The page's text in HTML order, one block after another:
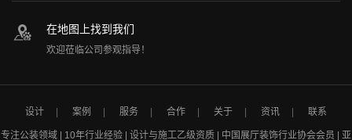
在地图上找到我们
欢迎莅临公司参观指导！
设计 案例 服务 合作 关于 资讯 联系
专注公装领域 | 10年行业经验 | 设计与施工乙级资质 | 中国展厅装饰行业协会会员 | 亚